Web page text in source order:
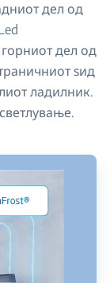
дел од
дел од
ѕид
ладилник.